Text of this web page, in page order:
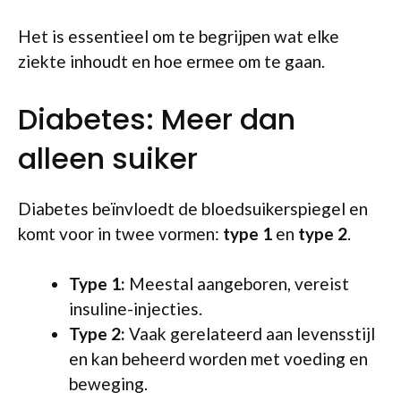
Het is essentieel om te begrijpen wat elke
ziekte inhoudt en hoe ermee om te gaan.
Diabetes: Meer dan
alleen suiker
Diabetes beïnvloedt de bloedsuikerspiegel en
komt voor in twee vormen: type 1 en type 2
Type 1: Meestal aangeboren, vereist
insuline-injecties.
Type 2: Vaak gerelateerd aan levensstijl
en kan beheerd worden met voeding en
beweging.